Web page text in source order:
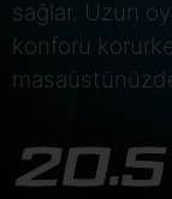
sağlar. Uzun
konforu
masaüstünüzde
20.5